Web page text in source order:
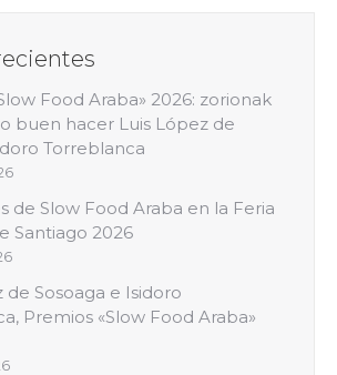
Food Araba» 2026: zorionak
buen hacer Luis López de
Torreblanca
de Slow Food Araba en la Feria
Santiago 2026
de Sosoaga e Isidoro
Premios «Slow Food Araba»